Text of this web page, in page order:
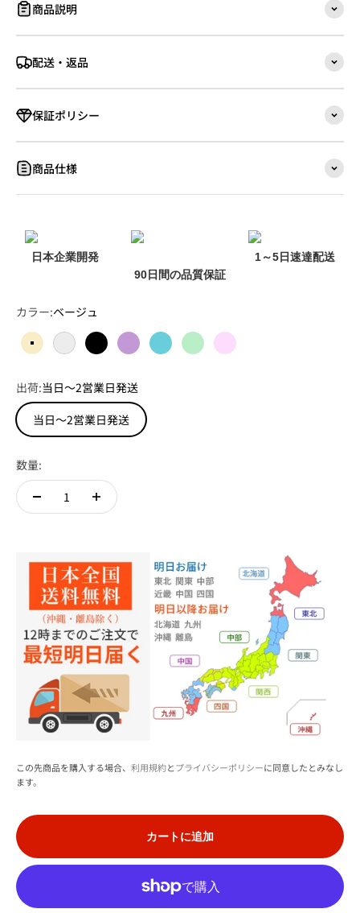
商品説明
配送・返品
保証ポリシー
商品仕様
日本企業開発
90日間の品質保証
1～5日速達配送
カラー:ベージュ
ベージュホワイトブラックパープルヘイズブルーライトグリーン
ライトピンク
出荷:当日～2営業日発送
当日～2営業日発送
数量:
この先商品を購入する場合、 利用規約とプライバシーポリシーに同意したとみなし
ます。
カートに追加